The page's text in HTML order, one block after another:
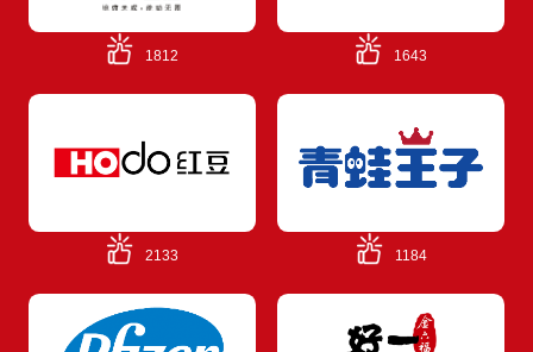
1812 1643
2133 1184